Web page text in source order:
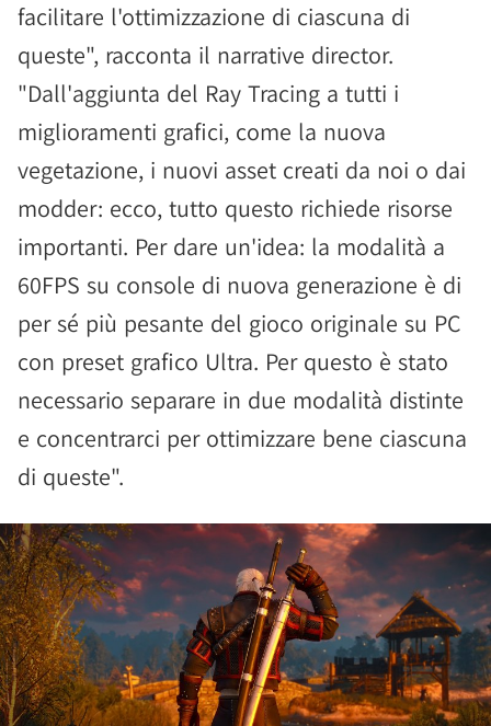
facilitare l'ottimizzazione di ciascuna di
queste", racconta il narrative director.
"Dall'aggiunta del Ray Tracing a tutti i
miglioramenti grafici, come la nuova
vegetazione, i nuovi asset creati da noi o dai
modder: ecco, tutto questo richiede risorse
importanti. Per dare un'idea: la modalità a
60FPS su console di nuova generazione è di
per sé più pesante del gioco originale su PC
con preset grafico Ultra. Per questo è stato
necessario separare in due modalità distinte
e concentrarci per ottimizzare bene ciascuna
di queste".